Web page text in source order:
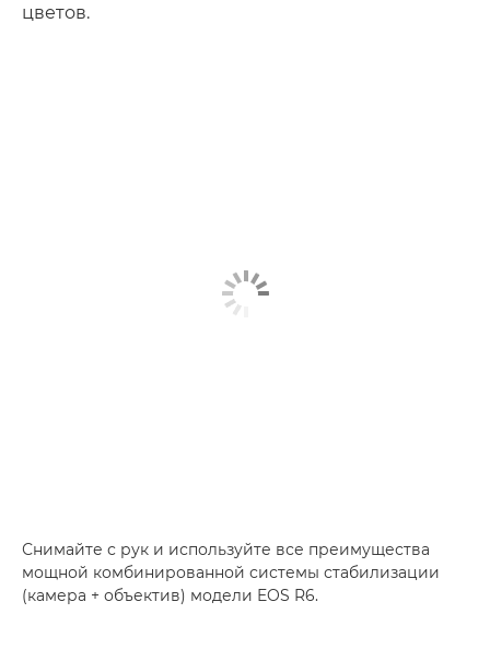
цветов.
Снимайте с рук и используйте все преимущества
мощной комбинированной системы стабилизации
(камера + объектив) модели EOS R6.